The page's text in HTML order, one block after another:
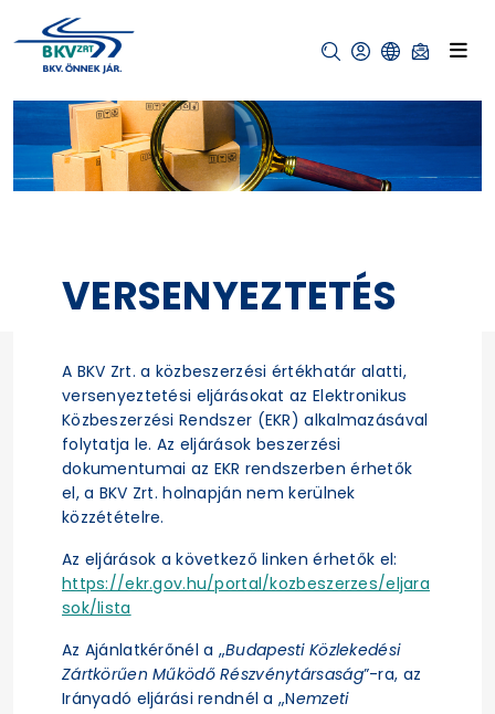
VERSENYEZTETÉS
A BKV Zrt. a közbeszerzési értékhatár alatti,
versenyeztetési eljárásokat az Elektronikus
Közbeszerzési Rendszer (EKR) alkalmazásával
folytatja le. Az eljárások beszerzési
dokumentumai az EKR rendszerben érhetők
el, a BKV Zrt. holnapján nem kerülnek
közzétételre.
Az eljárások a következő linken érhetők el:
https://ekr.gov.hu/portal/kozbeszerzes/eljara
sok/lista
Az Ajánlatkérőnél a „Budapesti Közlekedési
Zártkörűen Működő Részvénytársaság”-ra, az
Irányadó eljárási rendnél a „Nemzeti